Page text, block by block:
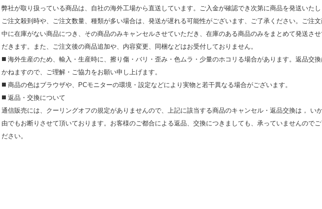
弊社が取り扱っている商品は、自社の海外工場から直送しています。ご入金が確認でき次第に商品を発送いた
ご注文殺到時や、ご注文数量、種類が多い場合は、発送が遅れる可能性がございます、ご了承ください。ご注
中に在庫がない商品につき、その商品のみキャンセルさせていただき、在庫のある商品のみをまとめて発送さ
だきます。また、ご注文後の商品追加や、内容変更、同梱などはお受付しておりません。
◼️ 海外⽣産のため、輸⼊・⽣産時に、擦り傷・バリ・歪み・色ムラ・少量のホコリる場合があります。返品交
かねますので、ご理解・ご協⼒をお願い申し上げます。
◼️ 商品の⾊はブラウザや、PCモニターの環境・設定などにより実物と若⼲異なる場合がございます。
◼️ 返品・交換について
通信販売には、クーリングオフの規定がありませんので、上記に該当する商品のキャンセル・返品交換は， い
由でもお断りさせて頂いております。お客様のご都合による返品、交換につきましても、承っていませんので
ださい。